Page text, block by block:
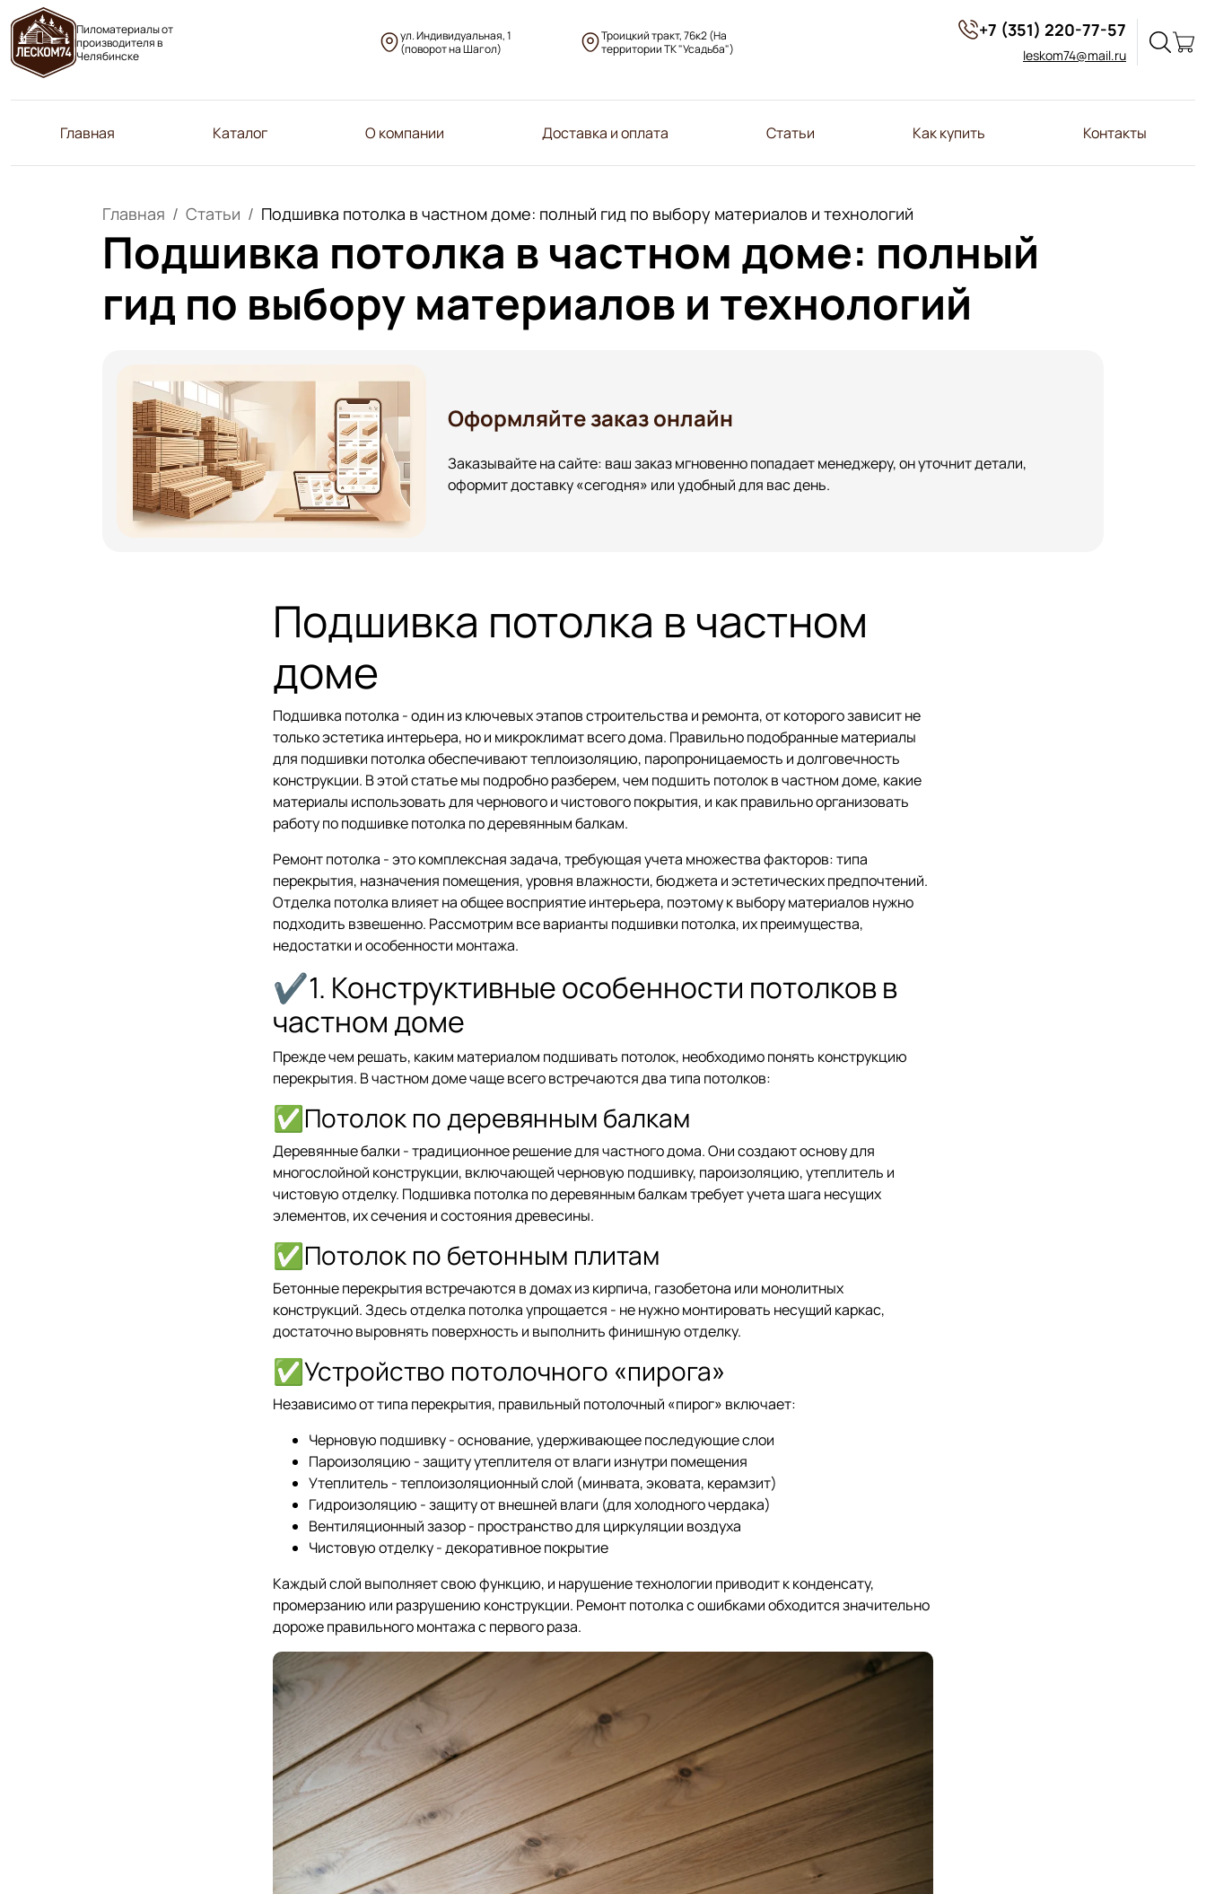
Пиломатериалы от
производителя в
Челябинске
ул. Индивидуальная, 1
(поворот на Шагол)
Троицкий тракт, 76к2 (На
территории ТК "Усадьба")
+7 (351) 220-77-57
leskom74@mail.ru
Главная Каталог О компании Доставка и оплата Статьи Как купить Контакты
Главная Статьи Подшивка потолка в частном доме: полный гид по выбору материалов и технологий
Подшивка потолка в частном доме: полный
гид по выбору материалов и технологий
Оформляйте заказ онлайн
Заказывайте на сайте: ваш заказ мгновенно попадает менеджеру, он уточнит детали,
оформит доставку «сегодня» или удобный для вас день.
Подшивка потолка в частном
доме
Подшивка потолка - один из ключевых этапов строительства и ремонта, от которого зависит не
только эстетика интерьера, но и микроклимат всего дома. Правильно подобранные материалы
для подшивки потолка обеспечивают теплоизоляцию, паропроницаемость и долговечность
конструкции. В этой статье мы подробно разберем, чем подшить потолок в частном доме, какие
материалы использовать для чернового и чистового покрытия, и как правильно организовать
работу по подшивке потолка по деревянным балкам.
Ремонт потолка - это комплексная задача, требующая учета множества факторов: типа
перекрытия, назначения помещения, уровня влажности, бюджета и эстетических предпочтений.
Отделка потолка влияет на общее восприятие интерьера, поэтому к выбору материалов нужно
подходить взвешенно. Рассмотрим все варианты подшивки потолка, их преимущества,
недостатки и особенности монтажа.
✔1. Конструктивные особенности потолков в
частном доме
Прежде чем решать, каким материалом подшивать потолок, необходимо понять конструкцию
перекрытия. В частном доме чаще всего встречаются два типа потолков:
✅Потолок по деревянным балкам
Деревянные балки - традиционное решение для частного дома. Они создают основу для
многослойной конструкции, включающей черновую подшивку, пароизоляцию, утеплитель и
чистовую отделку. Подшивка потолка по деревянным балкам требует учета шага несущих
элементов, их сечения и состояния древесины.
✅Потолок по бетонным плитам
Бетонные перекрытия встречаются в домах из кирпича, газобетона или монолитных
конструкций. Здесь отделка потолка упрощается - не нужно монтировать несущий каркас,
достаточно выровнять поверхность и выполнить финишную отделку.
✅Устройство потолочного «пирога»
Независимо от типа перекрытия, правильный потолочный «пирог» включает:
Черновую подшивку - основание, удерживающее последующие слои
Пароизоляцию - защиту утеплителя от влаги изнутри помещения
Утеплитель - теплоизоляционный слой (минвата, эковата, керамзит)
Гидроизоляцию - защиту от внешней влаги (для холодного чердака)
Вентиляционный зазор - пространство для циркуляции воздуха
Чистовую отделку - декоративное покрытие
Каждый слой выполняет свою функцию, и нарушение технологии приводит к конденсату,
промерзанию или разрушению конструкции. Ремонт потолка с ошибками обходится значительно
дороже правильного монтажа с первого раза.